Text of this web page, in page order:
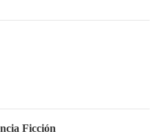
Ficción